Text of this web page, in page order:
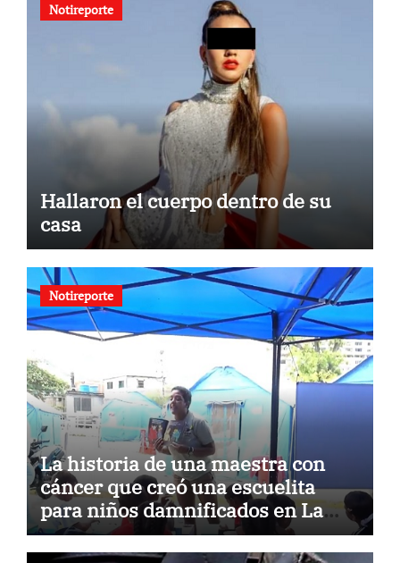
Notireporte
Hallaron el cuerpo dentro de su
casa
Notireporte
La historia de una maestra con
cáncer que creó una escuelita
para niños damnificados en La
Guaira